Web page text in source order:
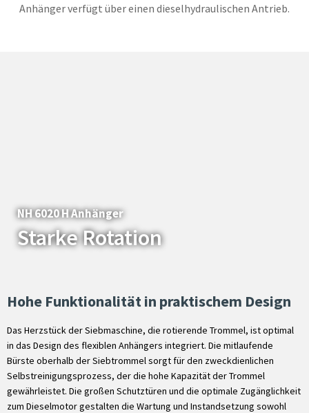
Anhänger verfügt über einen dieselhydraulischen Antrieb.
NH 6020 H Anhänger
Starke Rotation
Hohe Funktionalität in praktischem Design
Das Herzstück der Siebmaschine, die rotierende Trommel, ist optimal
in das Design des flexiblen Anhängers integriert. Die mitlaufende
Bürste oberhalb der Siebtrommel sorgt für den zweckdienlichen
Selbstreinigungsprozess, der die hohe Kapazität der Trommel
gewährleistet. Die großen Schutztüren und die optimale Zugänglichkeit
zum Dieselmotor gestalten die Wartung und Instandsetzung sowohl